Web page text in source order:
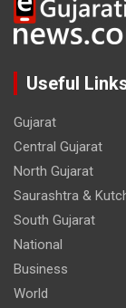
Useful
Gujarat
Central Gujarat
North Gujarat
Saurashtra &
South Gujarat
National
Business
World